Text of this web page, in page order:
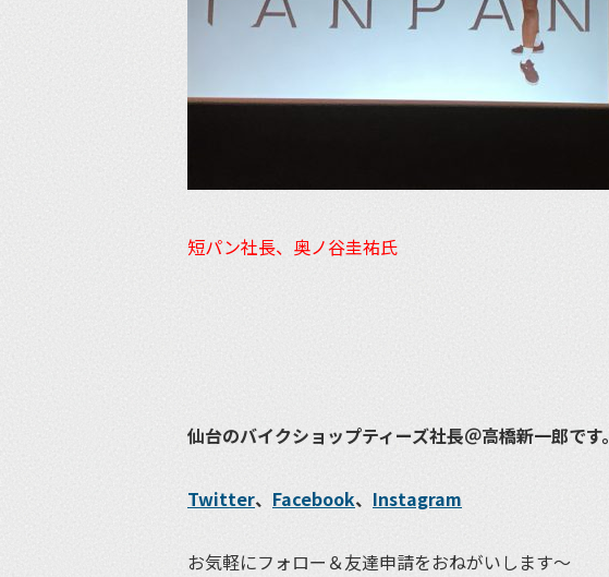
短パン社長、奥ノ谷圭祐氏
仙台のバイクショップティーズ社長＠高橋新一郎です。
Twitter、 Facebook、 Instagram
お気軽にフォロー＆友達申請をおねがいします〜